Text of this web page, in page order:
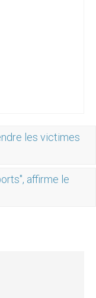
les victimes
affirme le